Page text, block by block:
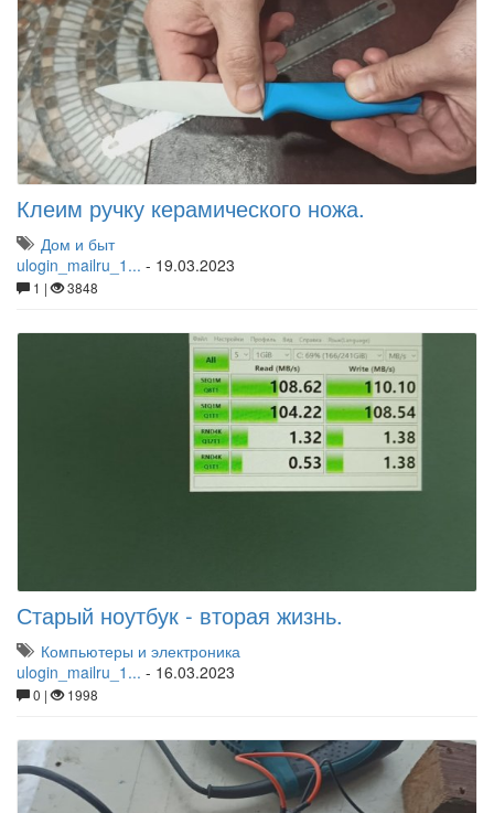
Клеим ручку керамического ножа.
Дом и быт
ulogin_mailru_1... - 19.03.2023
1 | 3848
Старый ноутбук - вторая жизнь.
Компьютеры и электроника
ulogin_mailru_1... - 16.03.2023
0 | 1998